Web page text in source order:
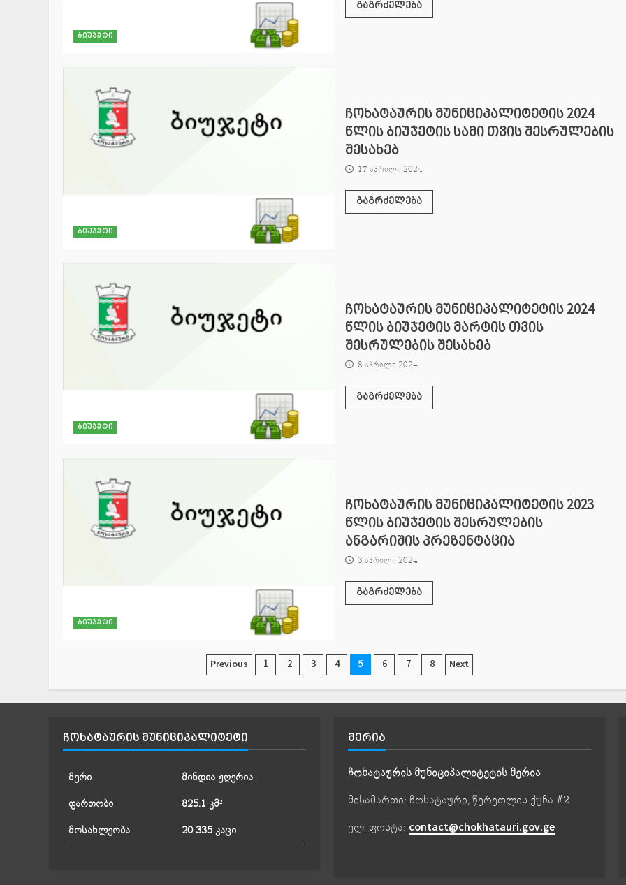
ბიუჯეტი
გაგრძელება
ბიუჯეტი
ჩოხატაურის მუნიციპალიტეტის 2024
წლის ბიუჯეტის სამი თვის შესრულების
შესახებ
17 აპრილი 2024
გაგრძელება
ბიუჯეტი
ჩოხატაურის მუნიციპალიტეტის 2024
წლის ბიუჯეტის მარტის თვის
შესრულების შესახებ
8 აპრილი 2024
გაგრძელება
ბიუჯეტი
ჩოხატაურის მუნიციპალიტეტის 2023
წლის ბიუჯეტის შესრულების
ანგარიშის პრეზენტაცია
3 აპრილი 2024
გაგრძელება
ჩანაწერების
გვერდებათ
Previous 1 2 3 4 5 6 7 8 Next
ᲩᲝᲮᲐᲢᲐᲣᲠᲘᲡ ᲛᲣᲜᲘᲪᲘᲞᲐᲚᲘᲢᲔᲢᲘ
მერი
მინდია ჟღერია
ფართობი
825.1 კმ²
მოსახლეობა
20 335 კაცი
ᲛᲔᲠᲘᲐ
ჩოხატაურის მუნიციპალიტეტის მერია
მისამართი: ჩოხატაური, წერეთლის ქუჩა #2
ელ. ფოსტა: contact@chokhatauri.gov.ge